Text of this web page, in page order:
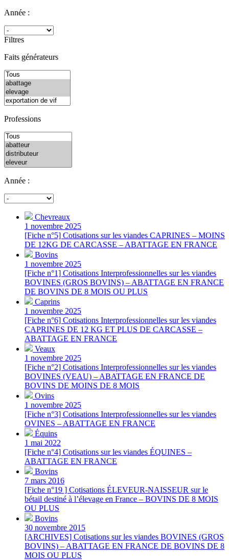
Année :
Filtres
Faits générateurs
Professions
Année :
Chevreaux
1 novembre 2025
[Fiche n°5] Cotisations sur les viandes CAPRINES – MOINS
DE 12KG DE CARCASSE – ABATTAGE EN FRANCE
Bovins
1 novembre 2025
[Fiche n°1] Cotisations Interprofessionnelles sur les viandes
BOVINES (GROS BOVINS) – ABATTAGE EN FRANCE
DE BOVINS DE 8 MOIS OU PLUS
Caprins
1 novembre 2025
[Fiche n°6] Cotisations Interprofessionnelles sur les viandes
CAPRINES DE 12 KG ET PLUS DE CARCASSE –
ABATTAGE EN FRANCE
Veaux
1 novembre 2025
[Fiche n°2] Cotisations Interprofessionnelles sur les viandes
BOVINES (VEAU) – ABATTAGE EN FRANCE DE
BOVINS DE MOINS DE 8 MOIS
Ovins
1 novembre 2025
[Fiche n°3] Cotisations Interprofessionnelles sur les viandes
OVINES – ABATTAGE EN FRANCE
Équins
1 mai 2022
[Fiche n°4] Cotisations sur les viandes ÉQUINES –
ABATTAGE EN FRANCE
Bovins
7 mars 2016
[Fiche n°19 ] Cotisations ÉLEVEUR-NAISSEUR sur le
bétail destiné à l’élevage en France – BOVINS DE 8 MOIS
OU PLUS
Bovins
30 novembre 2015
[ARCHIVES] Cotisations sur les viandes BOVINES (GROS
BOVINS) – ABATTAGE EN FRANCE DE BOVINS DE 8
MOIS OU PLUS